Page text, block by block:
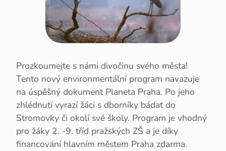
Prozkoumejte s námi divočinu svého města!
Tento nový environmentální program navazuje
na úspěšný dokument Planeta Praha. Po jeho
zhlédnutí vyrazí žáci s dborníky bádat do
Stromovky či okolí své školy. Program je vhodný
pro žáky 2. -9. tříd pražských ZŠ a je díky
financování hlavním městem Praha zdarma.